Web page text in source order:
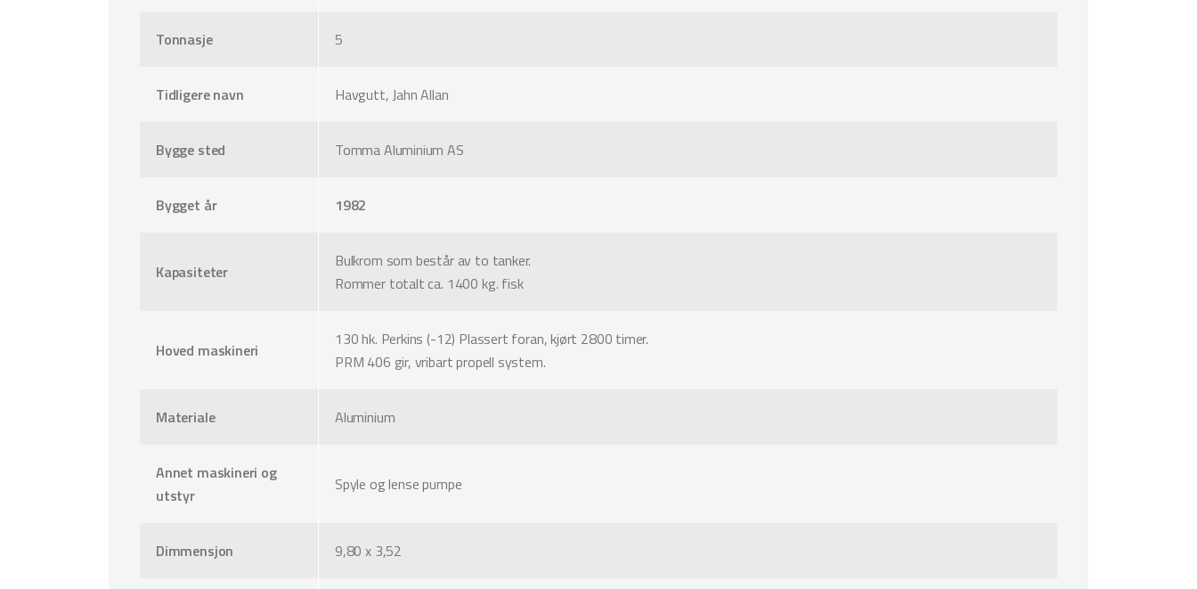
Tonnasje 5
Tidligere navn Havgutt, Jahn Allan
Bygge sted Tomma Aluminium AS
Bygget år 1982
Kapasiteter
Bulkrom som består av to tanker.
Rommer totalt ca. 1400 kg. fisk
Hoved maskineri
130 hk. Perkins (-12) Plassert foran, kjørt 2800 timer.
PRM 406 gir, vribart propell system.
Materiale Aluminium
Annet maskineri og
utstyr
Spyle og lense pumpe
Dimmensjon 9,80 x 3,52